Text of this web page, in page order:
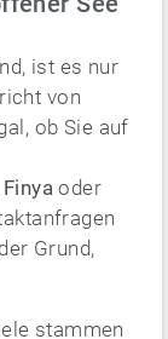
ist es nur
von
ob Sie auf
Finya oder
Grund,
stammen